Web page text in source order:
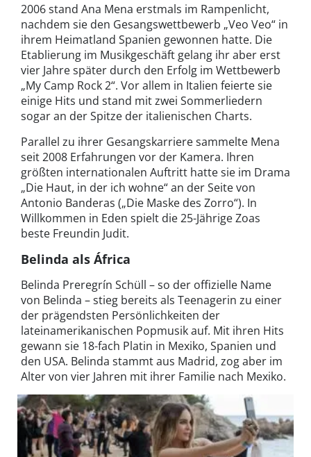
2006 stand Ana Mena erstmals im Rampenlicht,
nachdem sie den Gesangswettbewerb „Veo Veo“ in
ihrem Heimatland Spanien gewonnen hatte. Die
Etablierung im Musikgeschäft gelang ihr aber erst
vier Jahre später durch den Erfolg im Wettbewerb
„My Camp Rock 2“. Vor allem in Italien feierte sie
einige Hits und stand mit zwei Sommerliedern
sogar an der Spitze der italienischen Charts.
Parallel zu ihrer Gesangskarriere sammelte Mena
seit 2008 Erfahrungen vor der Kamera. Ihren
größten internationalen Auftritt hatte sie im Drama
„Die Haut, in der ich wohne“ an der Seite von
Antonio Banderas („Die Maske des Zorro“). In
Willkommen in Eden spielt die 25-Jährige Zoas
beste Freundin Judit.
Belinda als África
Belinda Preregrín Schüll – so der offizielle Name
von Belinda – stieg bereits als Teenagerin zu einer
der prägendsten Persönlichkeiten der
lateinamerikanischen Popmusik auf. Mit ihren Hits
gewann sie 18-fach Platin in Mexiko, Spanien und
den USA. Belinda stammt aus Madrid, zog aber im
Alter von vier Jahren mit ihrer Familie nach Mexiko.